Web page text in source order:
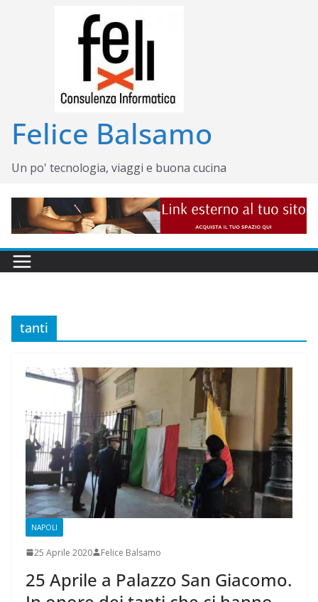
Felice Balsamo
Un po' tecnologia, viaggi e buona cucina
tanti
NAPOLI
25 Aprile 2020 Felice Balsamo
25 Aprile a Palazzo San Giacomo.